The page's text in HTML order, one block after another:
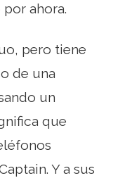
ahora.
pero tiene
de una
un
que
Y a sus